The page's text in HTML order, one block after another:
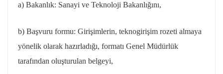
a) Bakanlık: Sanayi ve Teknoloji Bakanlığını,
b) Başvuru formu: Girişimlerin, teknogirişim rozeti almaya
yönelik olarak hazırladığı, formatı Genel Müdürlük
tarafından oluşturulan belgeyi,